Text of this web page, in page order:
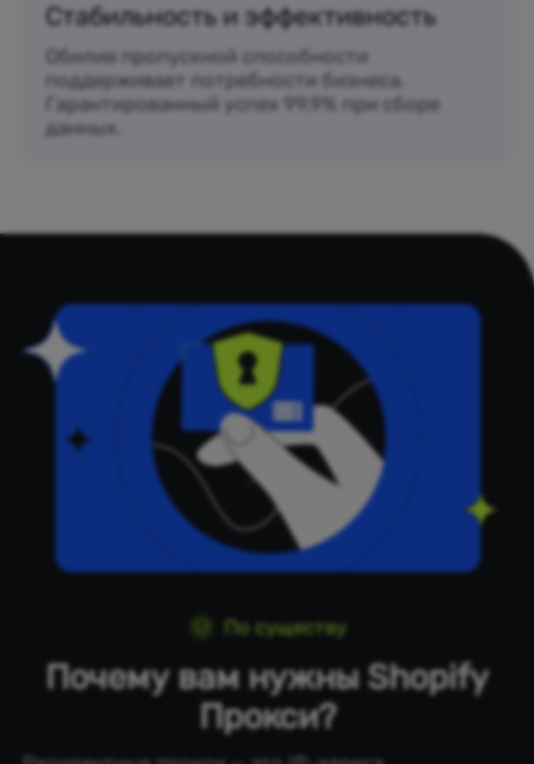
Стабильность и эффективность
Обилие пропускной способности
поддерживает потребности бизнеса.
Гарантированный успех 99,9% при сборе
данных.
По существу
Почему вам нужны Shopify
Прокси?